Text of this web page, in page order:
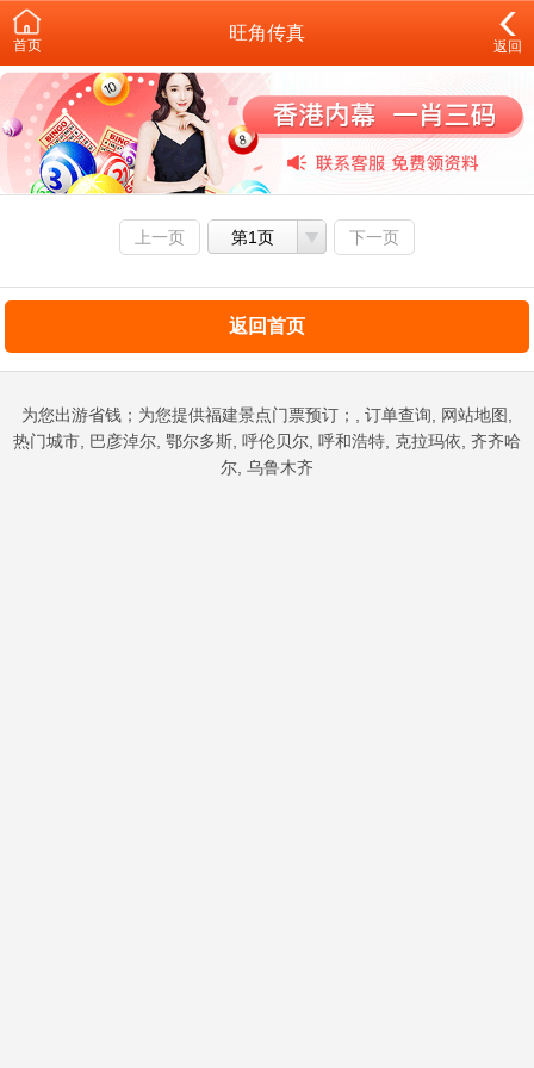
首页
旺角传真
返回
上一页 第1页 下一页
返回首页
为您出游省钱；为您提供福建景点门票预订；, 订单查询, 网站地图,
热门城市, 巴彦淖尔, 鄂尔多斯, 呼伦贝尔, 呼和浩特, 克拉玛依, 齐齐哈
尔, 乌鲁木齐